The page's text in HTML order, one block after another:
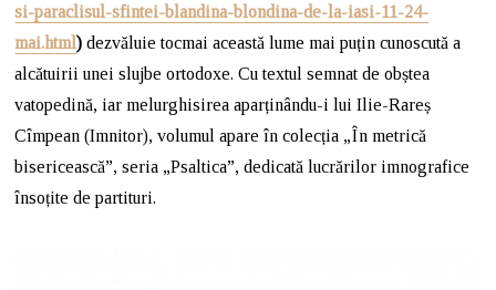
si-paraclisul-sfintei-blandina-blondina-de-la-iasi-11-24-
mai.html) dezvăluie tocmai această lume mai puțin cunoscută a
alcătuirii unei slujbe ortodoxe. Cu textul semnat de obștea
vatopedină, iar melurghisirea aparținându-i lui Ilie-Rareș
Cîmpean (Imnitor), volumul apare în colecția „În metrică
bisericească”, seria „Psaltica”, dedicată lucrărilor imnografice
însoțite de partituri.